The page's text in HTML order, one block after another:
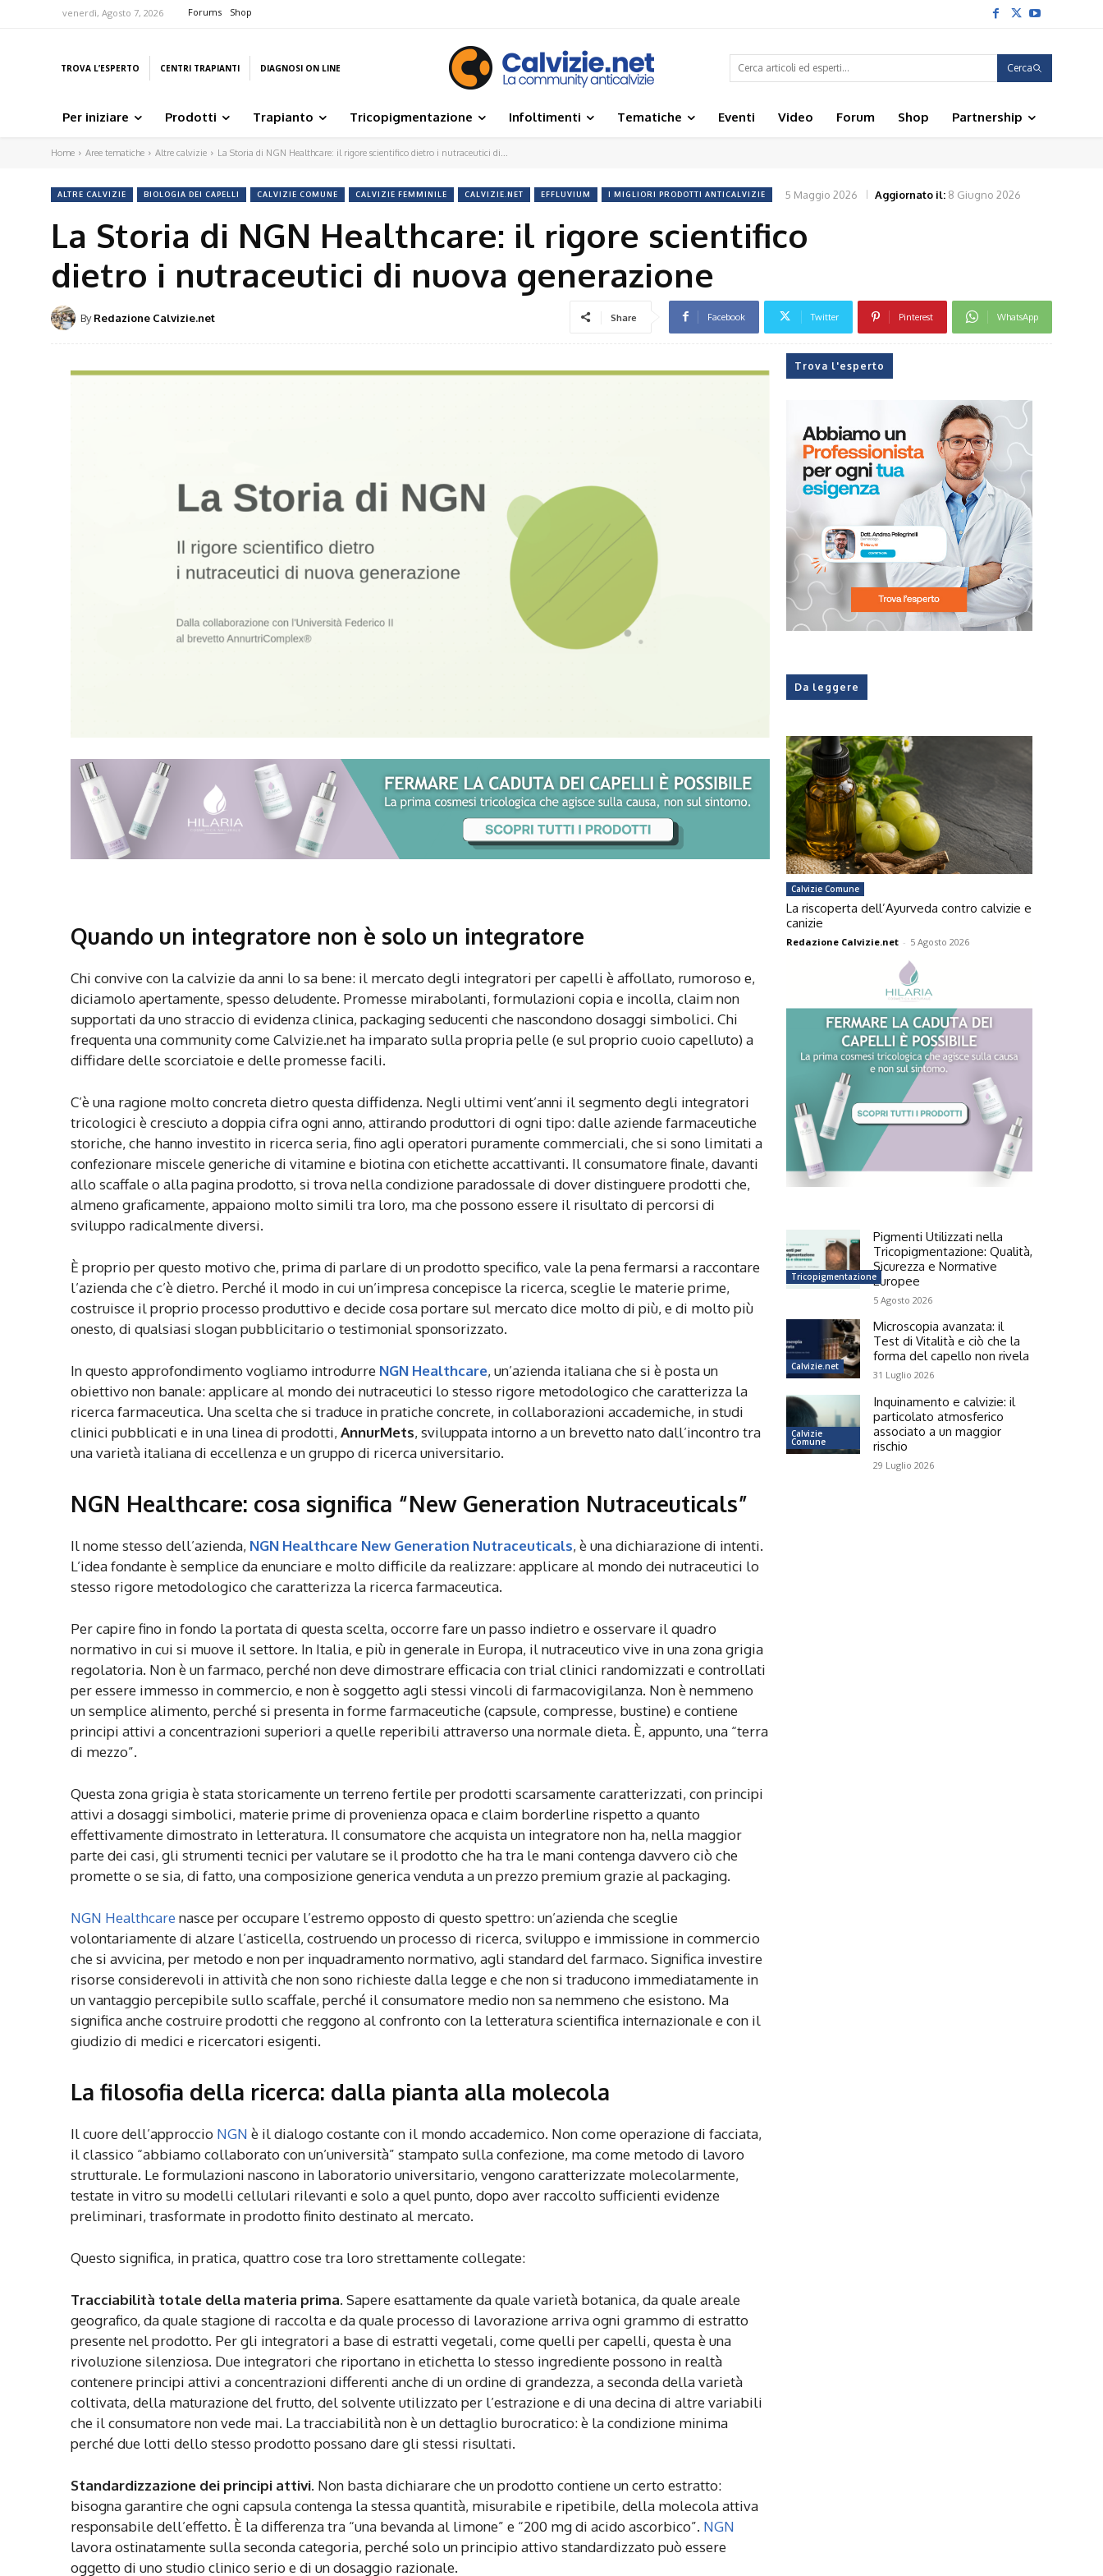
venerdì, Agosto 7, 2026 Forums Shop
TROVA L’ESPERTO CENTRI TRAPIANTI DIAGNOSI ON LINE Cerca
Per iniziare Prodotti Trapianto Tricopigmentazione Infoltimenti Tematiche Eventi Video Forum Shop Partnership
Home Aree tematiche Altre calvizie La Storia di NGN Healthcare: il rigore scientifico dietro i nutraceutici di...
ALTRE CALVIZIE BIOLOGIA DEI CAPELLI CALVIZIE COMUNE CALVIZIE FEMMINILE CALVIZIE.NET EFFLUVIUM I MIGLIORI PRODOTTI ANTICALVIZIE 5 Maggio 2026 Aggiornato il: 8 Giugno 2026
La Storia di NGN Healthcare: il rigore scientifico
dietro i nutraceutici di nuova generazione
By Redazione Calvizie.net Share Facebook Twitter Pinterest WhatsApp
Quando un integratore non è solo un integratore
Chi convive con la calvizie da anni lo sa bene: il mercato degli integratori per capelli è affollato, rumoroso e,
diciamolo apertamente, spesso deludente. Promesse mirabolanti, formulazioni copia e incolla, claim non
supportati da uno straccio di evidenza clinica, packaging seducenti che nascondono dosaggi simbolici. Chi
frequenta una community come Calvizie.net ha imparato sulla propria pelle (e sul proprio cuoio capelluto) a
diffidare delle scorciatoie e delle promesse facili.
C’è una ragione molto concreta dietro questa diffidenza. Negli ultimi vent’anni il segmento degli integratori
tricologici è cresciuto a doppia cifra ogni anno, attirando produttori di ogni tipo: dalle aziende farmaceutiche
storiche, che hanno investito in ricerca seria, fino agli operatori puramente commerciali, che si sono limitati a
confezionare miscele generiche di vitamine e biotina con etichette accattivanti. Il consumatore finale, davanti
allo scaffale o alla pagina prodotto, si trova nella condizione paradossale di dover distinguere prodotti che,
almeno graficamente, appaiono molto simili tra loro, ma che possono essere il risultato di percorsi di
sviluppo radicalmente diversi.
È proprio per questo motivo che, prima di parlare di un prodotto specifico, vale la pena fermarsi a raccontare
l’azienda che c’è dietro. Perché il modo in cui un’impresa concepisce la ricerca, sceglie le materie prime,
costruisce il proprio processo produttivo e decide cosa portare sul mercato dice molto di più, e di molto più
onesto, di qualsiasi slogan pubblicitario o testimonial sponsorizzato.
In questo approfondimento vogliamo introdurre NGN Healthcare, un’azienda italiana che si è posta un
obiettivo non banale: applicare al mondo dei nutraceutici lo stesso rigore metodologico che caratterizza la
ricerca farmaceutica. Una scelta che si traduce in pratiche concrete, in collaborazioni accademiche, in studi
clinici pubblicati e in una linea di prodotti, AnnurMets, sviluppata intorno a un brevetto nato dall’incontro tra
una varietà italiana di eccellenza e un gruppo di ricerca universitario.
NGN Healthcare: cosa significa “New Generation Nutraceuticals”
Il nome stesso dell’azienda, NGN Healthcare New Generation Nutraceuticals, è una dichiarazione di intenti.
L’idea fondante è semplice da enunciare e molto difficile da realizzare: applicare al mondo dei nutraceutici lo
stesso rigore metodologico che caratterizza la ricerca farmaceutica.
Per capire fino in fondo la portata di questa scelta, occorre fare un passo indietro e osservare il quadro
normativo in cui si muove il settore. In Italia, e più in generale in Europa, il nutraceutico vive in una zona grigia
regolatoria. Non è un farmaco, perché non deve dimostrare efficacia con trial clinici randomizzati e controllati
per essere immesso in commercio, e non è soggetto agli stessi vincoli di farmacovigilanza. Non è nemmeno
un semplice alimento, perché si presenta in forme farmaceutiche (capsule, compresse, bustine) e contiene
principi attivi a concentrazioni superiori a quelle reperibili attraverso una normale dieta. È, appunto, una “terra
di mezzo”.
Questa zona grigia è stata storicamente un terreno fertile per prodotti scarsamente caratterizzati, con principi
attivi a dosaggi simbolici, materie prime di provenienza opaca e claim borderline rispetto a quanto
effettivamente dimostrato in letteratura. Il consumatore che acquista un integratore non ha, nella maggior
parte dei casi, gli strumenti tecnici per valutare se il prodotto che ha tra le mani contenga davvero ciò che
promette o se sia, di fatto, una composizione generica venduta a un prezzo premium grazie al packaging.
NGN Healthcare nasce per occupare l’estremo opposto di questo spettro: un’azienda che sceglie
volontariamente di alzare l’asticella, costruendo un processo di ricerca, sviluppo e immissione in commercio
che si avvicina, per metodo e non per inquadramento normativo, agli standard del farmaco. Significa investire
risorse considerevoli in attività che non sono richieste dalla legge e che non si traducono immediatamente in
un vantaggio percepibile sullo scaffale, perché il consumatore medio non sa nemmeno che esistono. Ma
significa anche costruire prodotti che reggono al confronto con la letteratura scientifica internazionale e con il
giudizio di medici e ricercatori esigenti.
La filosofia della ricerca: dalla pianta alla molecola
Il cuore dell’approccio NGN è il dialogo costante con il mondo accademico. Non come operazione di facciata,
il classico “abbiamo collaborato con un’università” stampato sulla confezione, ma come metodo di lavoro
strutturale. Le formulazioni nascono in laboratorio universitario, vengono caratterizzate molecolarmente,
testate in vitro su modelli cellulari rilevanti e solo a quel punto, dopo aver raccolto sufficienti evidenze
preliminari, trasformate in prodotto finito destinato al mercato.
Questo significa, in pratica, quattro cose tra loro strettamente collegate:
Tracciabilità totale della materia prima. Sapere esattamente da quale varietà botanica, da quale areale
geografico, da quale stagione di raccolta e da quale processo di lavorazione arriva ogni grammo di estratto
presente nel prodotto. Per gli integratori a base di estratti vegetali, come quelli per capelli, questa è una
rivoluzione silenziosa. Due integratori che riportano in etichetta lo stesso ingrediente possono in realtà
contenere principi attivi a concentrazioni differenti anche di un ordine di grandezza, a seconda della varietà
coltivata, della maturazione del frutto, del solvente utilizzato per l’estrazione e di una decina di altre variabili
che il consumatore non vede mai. La tracciabilità non è un dettaglio burocratico: è la condizione minima
perché due lotti dello stesso prodotto possano dare gli stessi risultati.
Standardizzazione dei principi attivi. Non basta dichiarare che un prodotto contiene un certo estratto:
bisogna garantire che ogni capsula contenga la stessa quantità, misurabile e ripetibile, della molecola attiva
responsabile dell’effetto. È la differenza tra “una bevanda al limone” e “200 mg di acido ascorbico”. NGN
lavora ostinatamente sulla seconda categoria, perché solo un principio attivo standardizzato può essere
oggetto di uno studio clinico serio e di un dosaggio razionale.
Trova l'esperto
Da leggere
Calvizie Comune
La riscoperta dell’Ayurveda contro calvizie e
canizie
Redazione Calvizie.net - 5 Agosto 2026
Tricopigmentazione
Pigmenti Utilizzati nella
Tricopigmentazione: Qualità,
Sicurezza e Normative
Europee
5 Agosto 2026
Calvizie.net
Microscopia avanzata: il
Test di Vitalità e ciò che la
forma del capello non rivela
31 Luglio 2026
Calvizie
Comune
Inquinamento e calvizie: il
particolato atmosferico
associato a un maggior
rischio
29 Luglio 2026